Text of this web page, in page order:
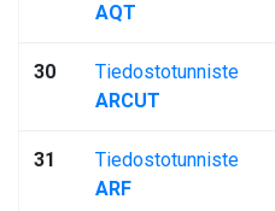
AQT
30
Tiedostotunniste
ARCUT
31
Tiedostotunniste
ARF